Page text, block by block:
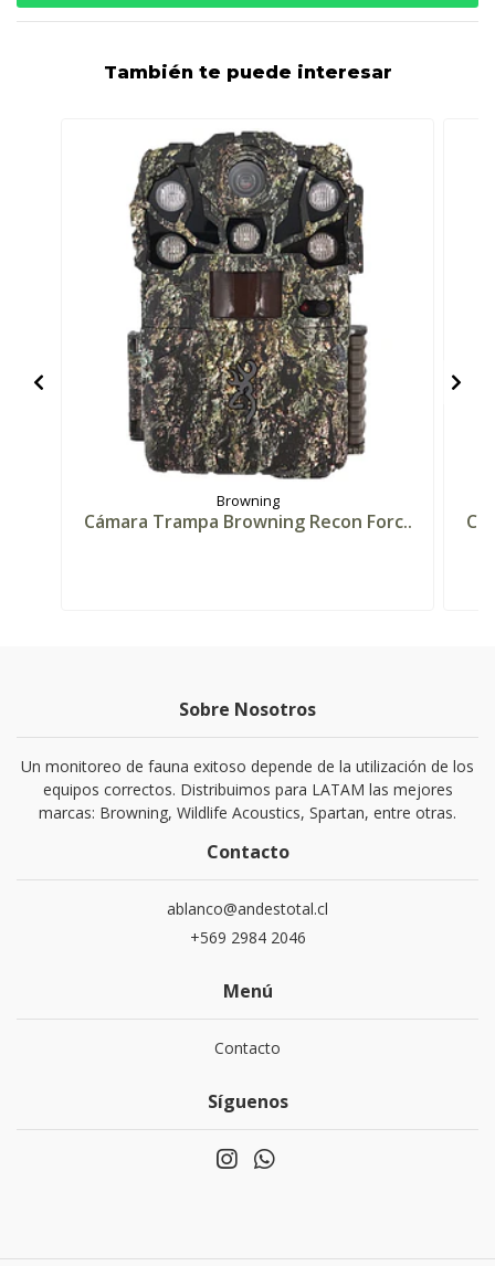
También te puede interesar
Browning
Cámara Trampa Browning Recon Forc..
Sobre Nosotros
Un monitoreo de fauna exitoso depende de la utilización de los
equipos correctos. Distribuimos para LATAM las mejores
marcas: Browning, Wildlife Acoustics, Spartan, entre otras.
Contacto
ablanco@andestotal.cl
‪+569 2984 2046‬
Menú
Contacto
Síguenos